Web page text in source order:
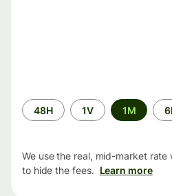
Time
period
48H 1V 1M
We use the real, mid-market rate
to hide the fees. Learn more